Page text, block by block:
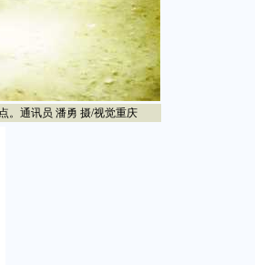
。通讯员 潘勇 摄/视觉重庆